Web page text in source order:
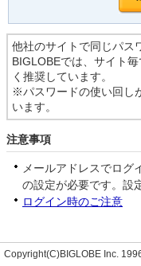
他社のサイトで同じパス
BIGLOBEでは、サイト
く推奨しています。
※パスワードの使い回し
います。
注意事項
メールアドレスでログ
の設定が必要です。設
ログイン時のご注意
Copyright(C)BIGLOBE Inc.